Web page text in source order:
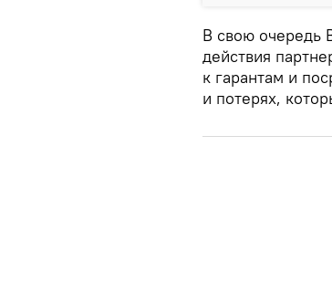
В свою очередь
действия
к гарантам и
и потерях,